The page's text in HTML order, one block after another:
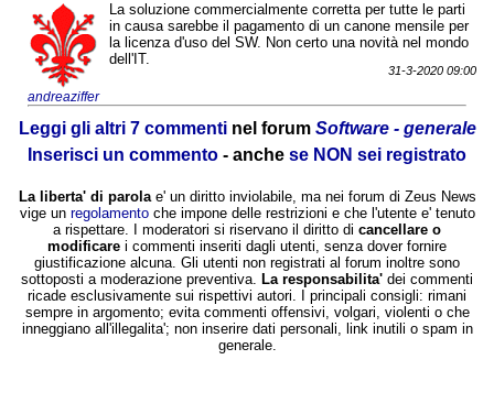
andreaziffer
La soluzione commercialmente corretta per tutte le parti
in causa sarebbe il pagamento di un canone mensile per
la licenza d'uso del SW. Non certo una novità nel mondo
dell'IT.
31-3-2020 09:00
Leggi gli altri 7 commentinel forum Software - generale
Inserisci un commento - anche se NON sei registrato
La liberta' di parolae' un diritto inviolabile, ma nei forum di Zeus News
vige un regolamentoche impone delle restrizioni e che l'utente e' tenuto
a rispettare. I moderatori si riservano il diritto di cancellare o
modificare i commenti inseriti dagli utenti, senza dover fornire
giustificazione alcuna. Gli utenti non registrati al forum inoltre sono
sottoposti a moderazione preventiva. La responsabilita' dei commenti
ricade esclusivamente sui rispettivi autori. I principali consigli: rimani
sempre in argomento; evita commenti offensivi, volgari, violenti o che
inneggiano all'illegalita'; non inserire dati personali, link inutili o spam in
generale.